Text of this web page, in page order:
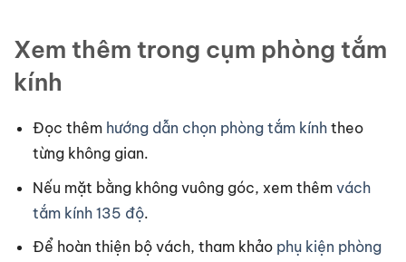
Xem thêm trong cụm phòng tắm
kính
Đọc thêm hướng dẫn chọn phòng tắm kínhtheo
từng không gian.
Nếu mặt bằng không vuông góc, xem thêm vách
tắm kính 135 độ.
Để hoàn thiện bộ vách, tham khảo phụ kiện phòng